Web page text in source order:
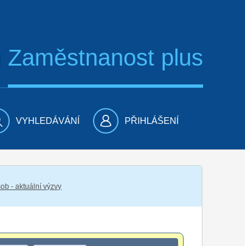
Zaměstnanost plus
VYHLEDÁVÁNÍ PŘIHLÁŠENÍ
- aktuální výzvy